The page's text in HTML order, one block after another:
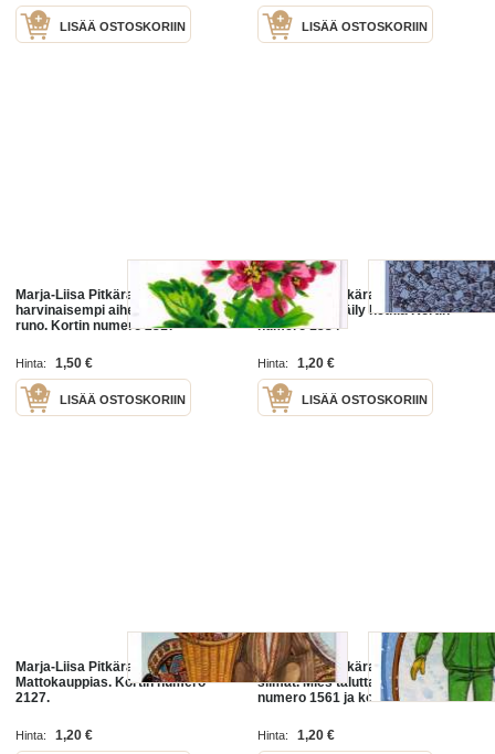
LISÄÄ OSTOSKORIIN LISÄÄ OSTOSKORIIN
Marja-Liisa Pitkärannan vähän
harvinaisempi aihe---Kukka ja
runo. Kortin numero 2317
Hinta: 1,50 €
LISÄÄ OSTOSKORIIN
Marja-Liisa Pitkäranta 1998:
Onnellisia keräily hetkiä Kortin
numero 1534
Hinta: 1,20 €
LISÄÄ OSTOSKORIIN
Marja-Liisa Pitkärannan kortti
Mattokauppias. Kortin numero
2127.
Hinta: 1,20 €
Marja-Liisa Pitkäranta / Annan
silmät. Mies taluttaa koiraa. Kortin
numero 1561 ja koko 12x17 cm.
Hinta: 1,20 €